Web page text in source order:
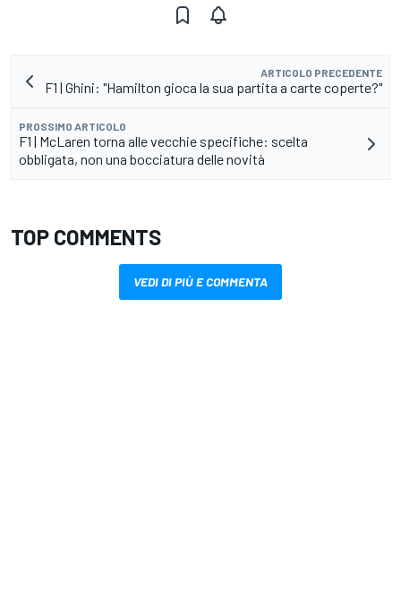
ARTICOLO PRECEDENTE
F1 | Ghini: "Hamilton gioca la sua partita a carte coperte?"
PROSSIMO ARTICOLO
F1 | McLaren torna alle vecchie specifiche: scelta
obbligata, non una bocciatura delle novità
TOP COMMENTS
VEDI DI PIÙ E COMMENTA